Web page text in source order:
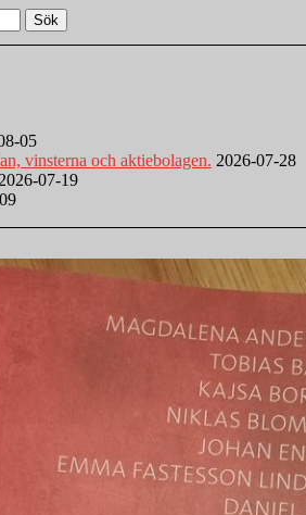
Sök
05
vinsterna och aktiebolagen. 2026-07-28
2026-07-19